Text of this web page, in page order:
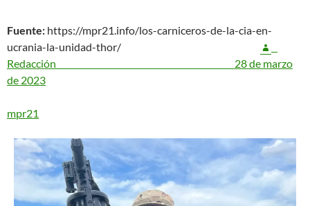
Fuente: https://mpr21.info/los-carniceros-de-la-cia-en-
ucrania-la-unidad-thor/
Redacción 28 de marzo
de 2023
mpr21